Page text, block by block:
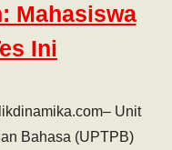
Mahasiswa
Ini
Unit
Bahasa (UPTPB)